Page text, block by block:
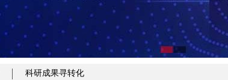
科研成果寻转化